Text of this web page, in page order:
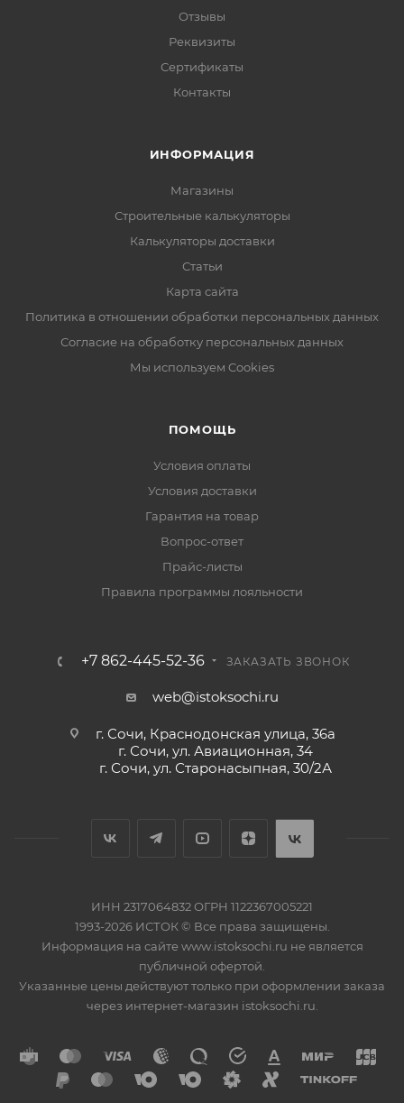
Отзывы
Реквизиты
Сертификаты
Контакты
ИНФОРМАЦИЯ
Магазины
Строительные калькуляторы
Калькуляторы доставки
Статьи
Карта сайта
Политика в отношении обработки персональных данных
Согласие на обработку персональных данных
Мы используем Cookies
ПОМОЩЬ
Условия оплаты
Условия доставки
Гарантия на товар
Вопрос-ответ
Прайс-листы
Правила программы лояльности
+7 862-445-52-36 ЗАКАЗАТЬ ЗВОНОК
web@istoksochi.ru
г. Сочи, Краснодонская улица, 36а
г. Сочи, ул. Авиационная, 34
г. Сочи, ул. Старонасыпная, 30/2А
ИНН 2317064832 ОГРН 1122367005221
1993-2026 ИСТОК © Все права защищены.
Информация на сайте www.istoksochi.ru не является
публичной офертой.
Указанные цены действуют только при оформлении заказа
через интернет-магазин istoksochi.ru.